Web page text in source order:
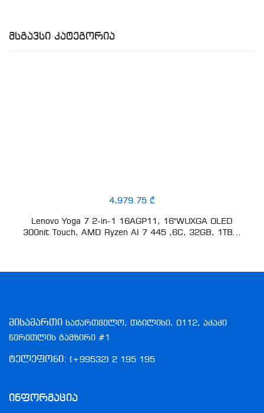
Მსგავსი Კატეგორია
4,979.75 ₾
Lenovo Yoga 7 2-in-1 16AGP11, 16"WUXGA OLED
300nit Touch, AMD Ryzen AI 7 445 ,6C, 32GB, 1TB...
მისამართი საქართველო, თბილისი, 0112, აკაკი
წერეთლის გამზირი #1
ტელეფონი: (+99532) 2 195 195
Ინფორმაცია